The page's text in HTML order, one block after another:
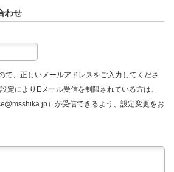
わせ
で、正しいメールアドレスをご入力してくださ
定によりEメール受信を制限されている方は、
）が受信できるよう、設定変更をお